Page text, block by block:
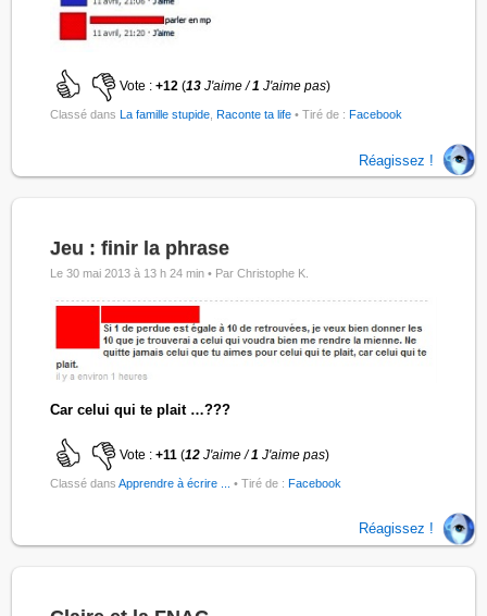
Vote :+12 (13J'aime /1 J'aime pas)
Classé dansLa famille stupide ,Raconte ta life • Tiré de :Facebook
Réagissez !
Jeu : finir la phrase
Le 30 mai 2013 à 13 h 24 min • Par Christophe K.
Car celui qui te plait …???
Vote :+11 (12J'aime /1 J'aime pas)
Classé dansApprendre à écrire ... • Tiré de :Facebook
Réagissez !